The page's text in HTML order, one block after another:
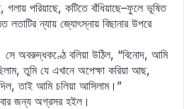
গলায় পরিয়াছে, কটিতে বাঁধিয়াছে–ফুলে ভূষিত
লতাটির ন্যায় জ্যোৎস্নায় বিছানার উপরে
সে অবরুদ্ধকণ্ঠে বলিয়া উঠিল, “বিনোদ, আমি
তুমি যে এখানে অপেক্ষা করিয়া আছ,
তাই আমি চলিয়া আসিলাম।”
জন্য অগ্রসর হইল।